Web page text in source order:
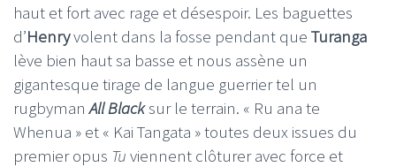
haut et fort avec rage et désespoir. Les baguettes
d’Henryvolent dans la fosse pendant que Turanga
lève bien haut sa basse et nous assène un
gigantesque tirage de langue guerrier tel un
rugbymanAll Blacksur le terrain. « Ru ana te
Whenua » et « Kai Tangata » toutes deux issues du
premier opus Tu viennent clôturer avec force et